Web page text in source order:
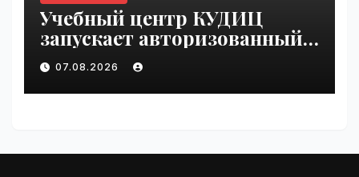
Учебный центр КУДИЦ
запускает авторизованный
курс по
администрированию Mind
Migrate#guest | VseTime.ru
07.08.2026